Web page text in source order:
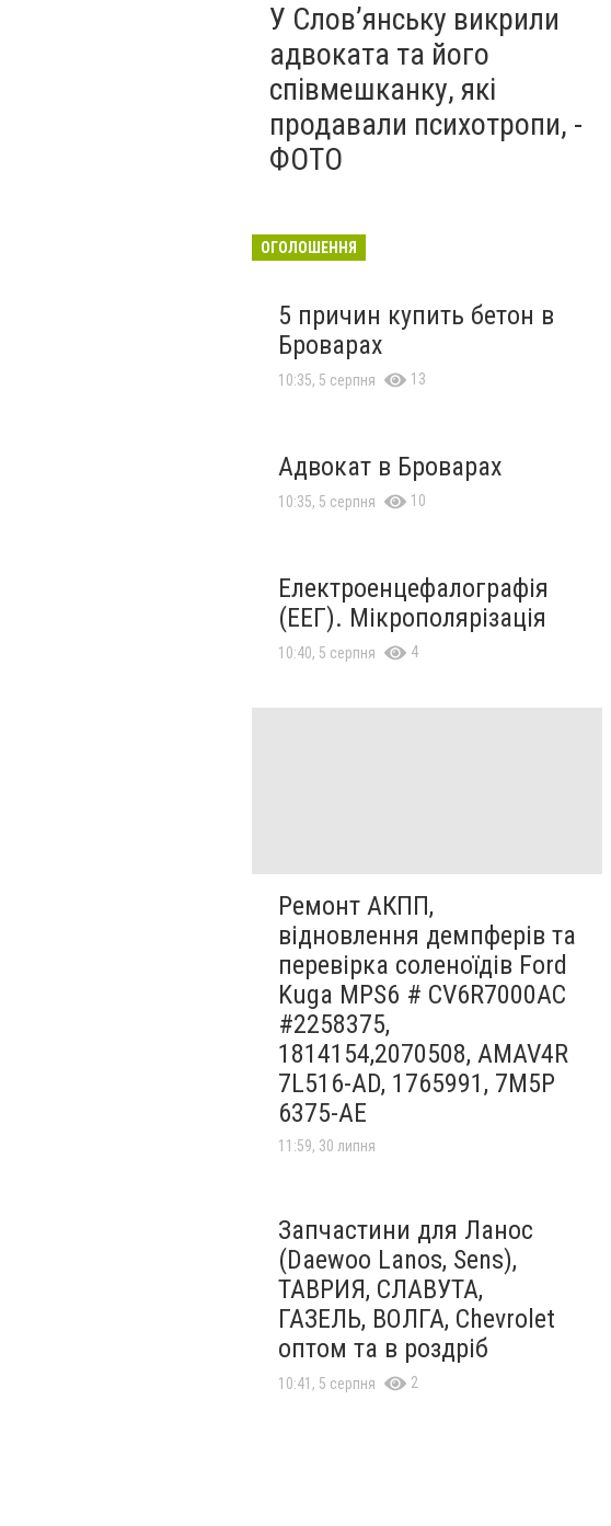
У Слов’янську викрили
адвоката та його
співмешканку, які
продавали психотропи, -
ФОТО
ОГОЛОШЕННЯ
5 причин купить бетон в
Броварах
10:35, 5 серпня 13
Адвокат в Броварах
10:35, 5 серпня 10
Електроенцефалографія
(ЕЕГ). Мікрополярізація
10:40, 5 серпня 4
Ремонт АКПП,
відновлення демпферів та
перевірка соленоїдів Ford
Kuga MPS6 # CV6R7000AC
#2258375,
1814154,2070508, AMAV4R
7L516-AD, 1765991, 7M5P
6375-AE
11:59, 30 липня
Запчастини для Ланос
(Daewoo Lanos, Sens),
ТАВРИЯ, СЛАВУТА,
ГАЗЕЛЬ, ВОЛГА, Chevrolet
оптом та в роздріб
10:41, 5 серпня 2